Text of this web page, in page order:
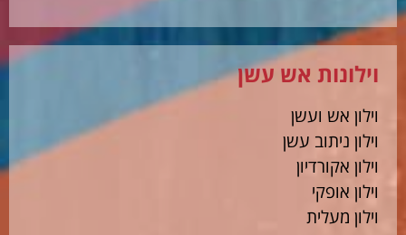
וילונות אש עשן
וילון אש ועשן
וילון ניתוב עשן
וילון אקורדיון
וילון אופקי
וילון מעלית